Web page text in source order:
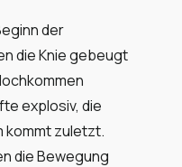
der
die Knie gebeugt
explosiv, die
kommt zuletzt.
die Bewegung